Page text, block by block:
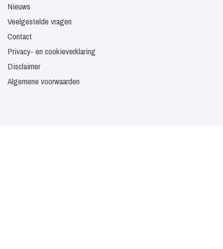
Nieuws
Veelgestelde vragen
Contact
Privacy- en cookieverklaring
Disclaimer
Algemene voorwaarden